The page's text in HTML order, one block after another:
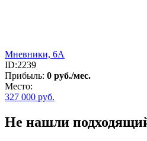
Мневники, 6А
ID:2239
Прибыль: 0 руб./мес.
Место:
327 000 руб.
Не нашли